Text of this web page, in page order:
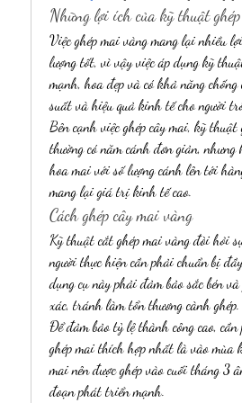
Những lợi ích của kỹ thuật
Việc ghép mai vàng mang lại nhiều
lượng tốt, vì vậy việc áp dụng kỹ
mạnh, hoa đẹp và có khả năng
suất và hiệu quả kinh tế cho người
Bên cạnh việc ghép cây mai, kỹ
thường có năm cánh đơn giản,
hoa mai với số lượng cánh lên tới
mang lại giá trị kinh tế cao.
Cách ghép cây mai vàng
Kỹ thuật cắt ghép mai vàng đòi hỏi
người thực hiện cần phải chuẩn bị
dụng cụ này phải đảm bảo sắc bén
xác, tránh làm tổn thương cành ghép.
Để đảm bảo tỷ lệ thành công cao,
ghép mai thích hợp nhất là vào
mai nên được ghép vào cuối tháng
đoạn phát triển mạnh.